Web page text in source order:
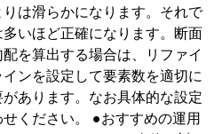
は滑らかになります。それで
いほど正確になります。断面
を算出する場合は、リファイ
ンを設定して要素数を適切に
あります。なお具体的な設定
ください。 ●おすすめの運用